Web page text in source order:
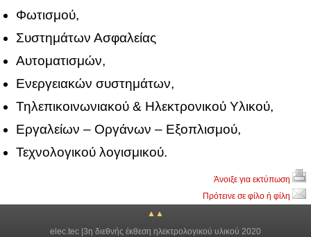
Φω­τι­σμού,
Συ­στη­μά­των Ασφα­λεί­ας
Αυ­το­μα­τι­σμών,
Ενερ­γεια­κών συ­στη­μά­των,
Τη­λε­πι­κοι­νω­νια­κού & Ηλε­κτρο­νι­κού Υλι­κού,
Ερ­γα­λεί­ων – Ορ­γά­νων – Εξο­πλι­σμού,
Τε­χνο­λο­γι­κού λο­γι­σμι­κού.
Άνοιξε για εκτύπωση
Πρότεινε σε φίλο ή φίλη
▲▲
elec.tec |3η διεθνής έκθεση ηλεκτρολογικού υλικού 2020